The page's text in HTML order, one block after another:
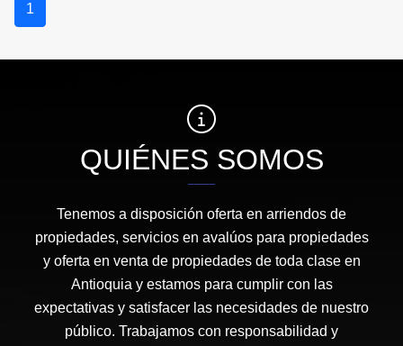
1
QUIÉNES SOMOS
Tenemos a disposición oferta en arriendos de
propiedades, servicios en avalúos para propiedades
y oferta en venta de propiedades de toda clase en
Antioquia y estamos para cumplir con las
expectativas y satisfacer las necesidades de nuestro
público. Trabajamos con responsabilidad y